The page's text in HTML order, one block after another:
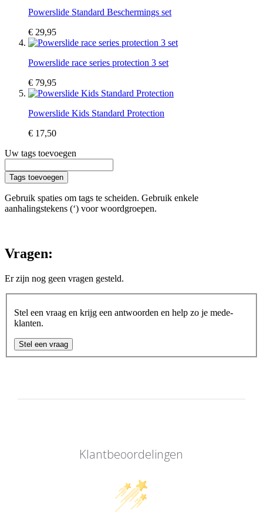
Powerslide Standard Beschermings set
€ 29,95
Powerslide race series protection 3 set
€ 79,95
Powerslide Kids Standard Protection
€ 17,50
Uw tags toevoegen
Tags toevoegen
Gebruik spaties om tags te scheiden. Gebruik enkele
aanhalingstekens (‘) voor woordgroepen.
Vragen:
Er zijn nog geen vragen gesteld.
Stel een vraag en krijg een antwoorden en help zo je mede-
klanten.
Stel een vraag
Klantbeoordelingen